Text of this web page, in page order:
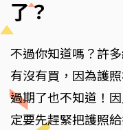
了？
不過你知道嗎？許
有沒有買，因為護
過期了也不知道！
定要先趕緊把護照